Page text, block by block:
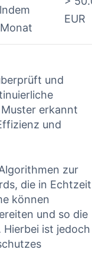
EUR
⁤und
erkannt
und
zur
die in Echtzeit⁣
können
und so die
ist jedoch